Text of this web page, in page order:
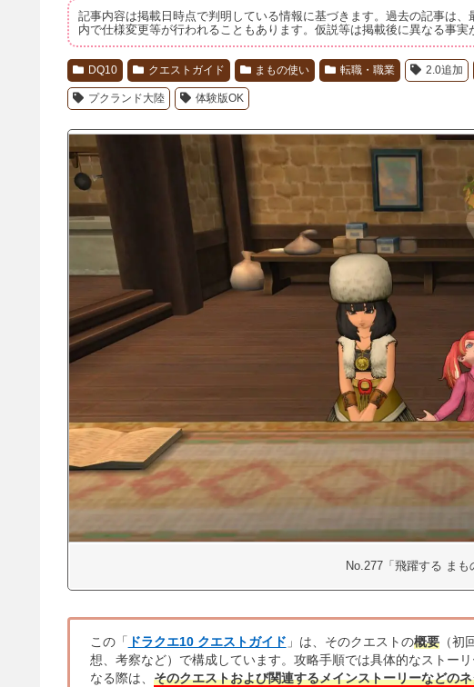
記事内容は掲載日時点で判明している情報に基づきます。過去の記事は
内で仕様変更等が行われることもあります。仮説等は掲載後に異なる事実
DQ10 クエストガイド まもの使い 転職・職業 2.0追加
プクランド大陸 体験版OK
No.277「飛躍する まも
この「 ドラクエ10 クエストガイド 」は、そのクエストの概要（初
想、考察など）で構成しています。攻略手順では具体的なストー
なる際は、 そのクエストおよび関連するメインストーリーなどの